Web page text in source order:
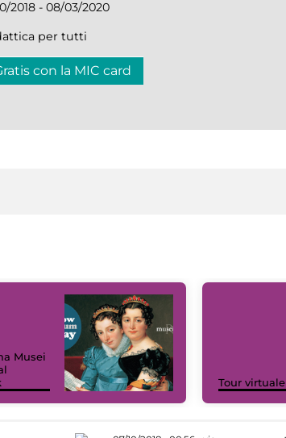
2018 - 08/03/2020
per tutti
con la MIC card
Musei
Tour virtuale